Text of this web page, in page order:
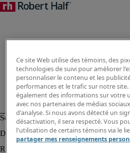
Ce site Web utilise des témoins, des
technologies de suivi pour améliorer
personnaliser le contenu et les
performances et le trafic sur notre
également des informations sur votre
avec nos partenaires de médias
d'analyse. Si nous avons détecté un
désactivation, il sera respecté. Vous
l'utilisation de certains témoins via le
partager mes renseignements